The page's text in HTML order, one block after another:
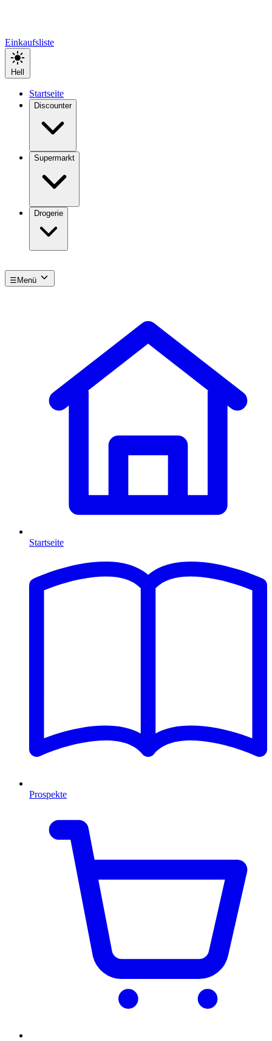
Einkaufsliste
Hell
Startseite
Discounter
Supermarkt
Drogerie
☰ Menü
Startseite
Prospekte